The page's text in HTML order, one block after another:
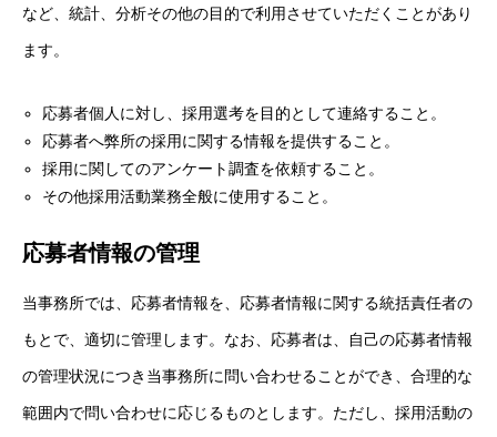
など、統計、分析その他の目的で利用させていただくことがあり
ます。
応募者個人に対し、採用選考を目的として連絡すること。
応募者へ弊所の採用に関する情報を提供すること。
採用に関してのアンケート調査を依頼すること。
その他採用活動業務全般に使用すること。
応募者情報の管理
当事務所では、応募者情報を、応募者情報に関する統括責任者の
もとで、適切に管理します。なお、応募者は、自己の応募者情報
の管理状況につき当事務所に問い合わせることができ、合理的な
範囲内で問い合わせに応じるものとします。ただし、採用活動の